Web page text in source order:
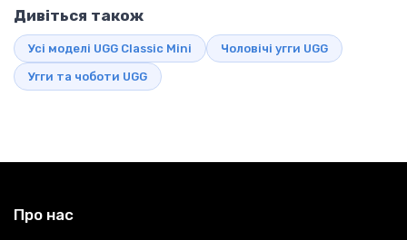
Дивіться також
Усі моделі UGG Classic Mini Чоловічі угги UGG
Угги та чоботи UGG
Про нас